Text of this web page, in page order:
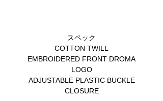
スペック
COTTON TWILL
EMBROIDERED FRONT DROMA
LOGO
ADJUSTABLE PLASTIC BUCKLE
CLOSURE